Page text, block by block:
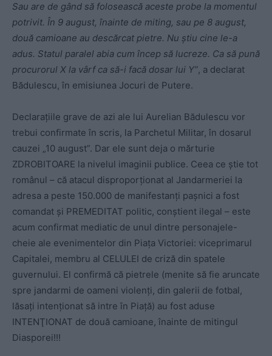
Sau are de gând să folosească aceste probe la momentul
potrivit. În 9 august, înainte de miting, sau pe 8 august,
două camioane au descărcat pietre. Nu ştiu cine le-a
adus. Statul paralel abia cum încep să lucreze. Ca să pună
procurorul X la vârf ca să-i facă dosar lui Y”, a declarat
Bădulescu, în emisiunea Jocuri de Putere.
Declaraţiile grave de azi ale lui Aurelian Bădulescu vor
trebui confirmate în scris, la Parchetul Militar, în dosarul
cauzei „10 august”. Dar ele sunt deja o mărturie
ZDROBITOARE la nivelul imaginii publice. Ceea ce ştie tot
românul – că atacul disproporţionat al Jandarmeriei la
adresa a peste 150.000 de manifestanţi paşnici a fost
comandat şi PREMEDITAT politic, conştient ilegal – este
acum confirmat mediatic de unul dintre personajele-
cheie ale evenimentelor din Piaţa Victoriei: viceprimarul
Capitalei, membru al CELULEI de criză din spatele
guvernului. El confirmă că pietrele (menite să fie aruncate
spre jandarmi de oameni violenţi, din galerii de fotbal,
lăsaţi intenţionat să intre în Piaţă) au fost aduse
INTENŢIONAT de două camioane, înainte de mitingul
Diasporei!!!